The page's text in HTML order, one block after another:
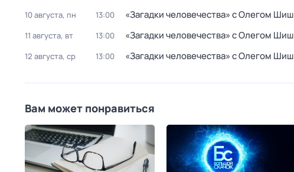
10 августа, пн 13:00 «Загадки человечества» с Олегом
11 августа, вт 13:00 «Загадки человечества» с Олегом
12 августа, ср 13:00 «Загадки человечества» с Олегом
Вам может понравиться